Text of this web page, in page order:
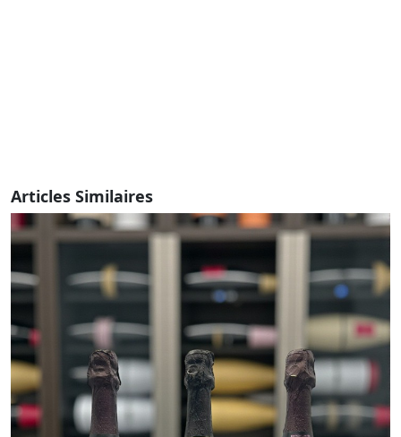
Articles Similaires